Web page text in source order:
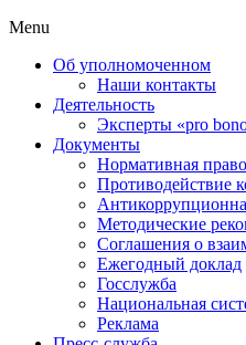
Menu
Об уполномоченном
Наши контакты
Деятельность
Эксперты «pro
Документы
Нормативная
Противодействие
Методические
Соглашения о
Ежегодный доклад
Госслужба
Национальная
Реклама